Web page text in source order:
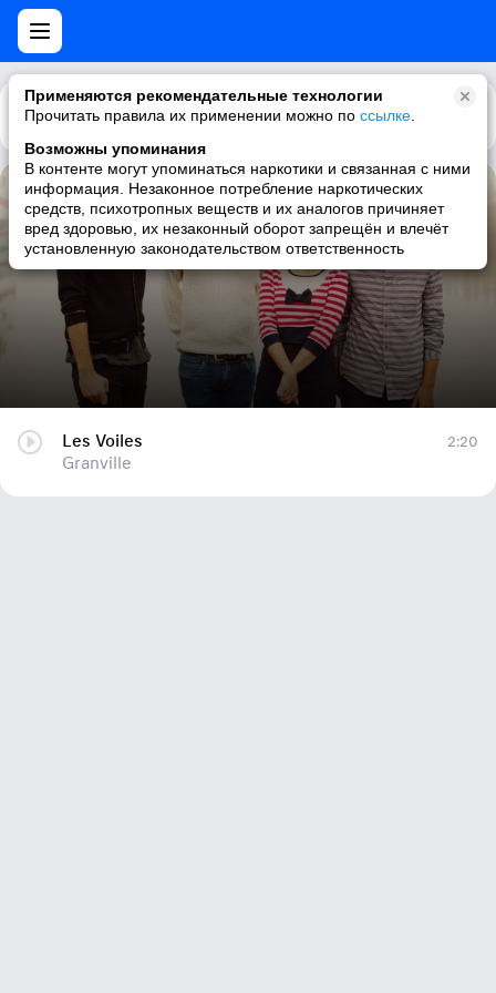
Применяются рекомендательные технологии
Прочитать правила их применении можно по ссылке
Возможны упоминания
В контенте могут упоминаться наркотики и связанная с ними
информация. Незаконное потребление наркотических
средств, психотропных веществ и их аналогов причиняет
вред здоровью, их незаконный оборот запрещён и влечёт
установленную законодательством ответственность
Каталог Рекомендации
Les Voiles
Granville
Les Voiles
Granville
2:20